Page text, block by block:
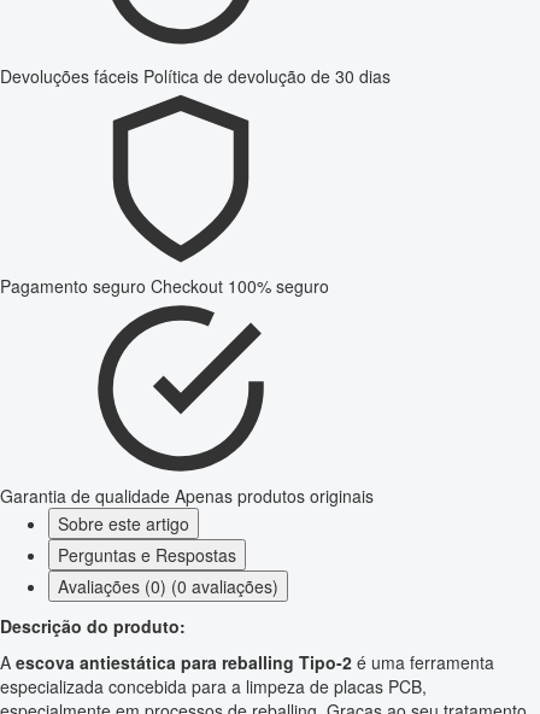
Devoluções fáceis Política de devolução de 30 dias
Pagamento seguro Checkout 100% seguro
Garantia de qualidade Apenas produtos originais
Sobre este artigo
Perguntas e Respostas
Avaliações (0) (0 avaliações)
Descrição do produto:
A escova antiestática para reballing Tipo-2 é uma ferramenta
especializada concebida para a limpeza de placas PCB,